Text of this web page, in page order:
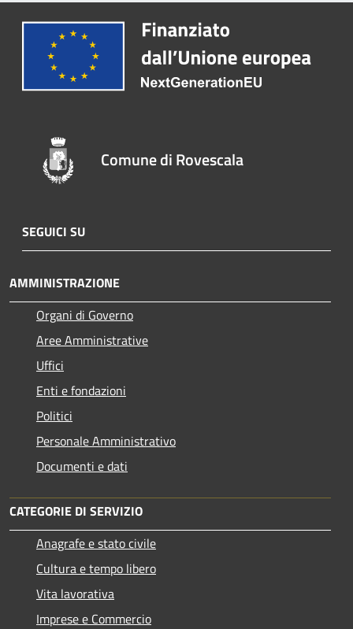
Comune di Rovescala
SEGUICI SU
AMMINISTRAZIONE
Organi di Governo
Aree Amministrative
Uffici
Enti e fondazioni
Politici
Personale Amministrativo
Documenti e dati
CATEGORIE DI SERVIZIO
Anagrafe e stato civile
Cultura e tempo libero
Vita lavorativa
Imprese e Commercio